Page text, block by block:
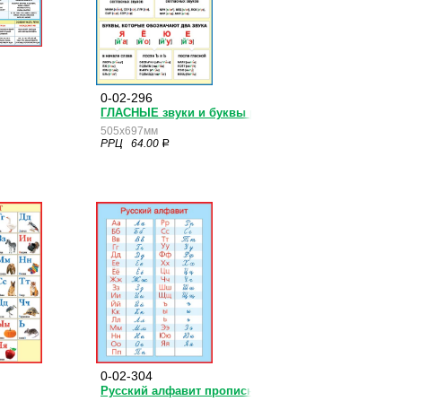
0-02-296
ГЛАСНЫЕ звуки и буквы русского языка
505x697мм
РРЦ 64.00 a
0-02-304
Русский алфавит прописные и печатные буквы